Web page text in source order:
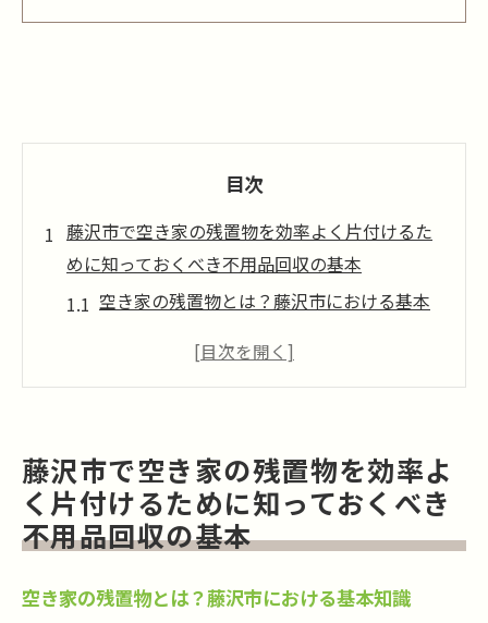
目次
藤沢市で空き家の残置物を効率よく片付けるた
めに知っておくべき不用品回収の基本
空き家の残置物とは？藤沢市における基本
不用品回収の流れを理解する重要性
プロが教える効率的な不用品整理のポイン
ト
不用品回収業者選びのコツと注意点
費用対効果の高い不用品回収方法を学ぶ
藤沢市で空き家の残置物を効率よ
く片付けるために知っておくべき
不用品回収の基本
空き家の残置物とは？藤沢市における基本知識